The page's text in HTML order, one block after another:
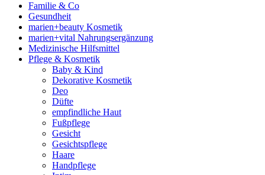
Familie & Co
Gesundheit
marien+beauty Kosmetik
marien+vital Nahrungsergänzung
Medizinische Hilfsmittel
Pflege & Kosmetik
Baby & Kind
Dekorative Kosmetik
Deo
Düfte
empfindliche Haut
Fußpflege
Gesicht
Gesichtspflege
Haare
Handpflege